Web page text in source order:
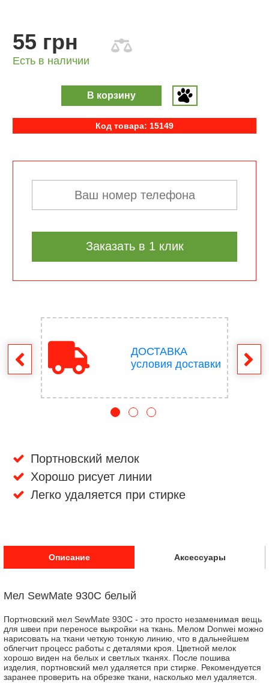
55 грн
Есть в наличии
В корзину
Код товара: 15149
Заказать в 1 клик
ДОСТАВКА
условия доставки
Портновский мелок
Хорошо рисует линии
Легко удаляется при стирке
Описание Аксессуары
Мел SewMate 930C белый
Портновский мел SewMate 930C - это просто незаменимая вещь
для швеи при переносе выкройки на ткань. Мелом Donwei можно
нарисовать на ткани четкую тонкую линию, что в дальнейшем
облегчит процесс работы с деталями кроя. Цветной мелок
хорошо виден на белых и светлых тканях. После пошива
изделия, портновский мел удаляется при стирке. Рекомендуется
заранее проверить на обрезке ткани, насколько мел удаляется.